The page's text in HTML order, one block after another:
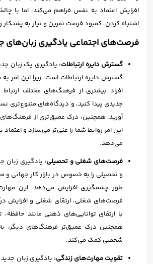
افزایش اعتماد به نفس فراهم می‌کند، اما با
اشتباه کردن، کمبود فرصت تمرین و نیاز به
فرصت‌های اجتماعی یادگیری زبان‌های
گسترش دایره ارتباطات: یادگیری یک زبان
گسترش دایره ارتباطات است، زیرا این امر
افراد بیشتری از فرهنگ‌های مختلف ارتباط
جدیدی پیدا کنید، و دیدگاه‌های
آورید. همچنین، درک عمیق‌تری از فرهنگ‌های
این امر روابط شما را غنی‌تر می‌سازد و
می‌دهد.
فرصت‌های شغلی و تحصیلی: یادگیری
و تحصیلی را به خصوص در بازار کار جهانی و
طور چشمگیری افزایش می‌دهد. این
فرصت‌های شغلی، ارتقای شغلی و افزایش
با ارتقای توانایی‌های ذهنی مانند
همچنین درک عمیق‌تر فرهنگ‌های دیگر،
شخصی کمک می‌کند.
تقویت مهارت‌های زندگی: یادگیری زبان